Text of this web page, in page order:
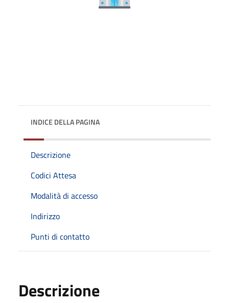
INDICE DELLA PAGINA
Descrizione
Codici Attesa
Modalità di accesso
Indirizzo
Punti di contatto
Descrizione